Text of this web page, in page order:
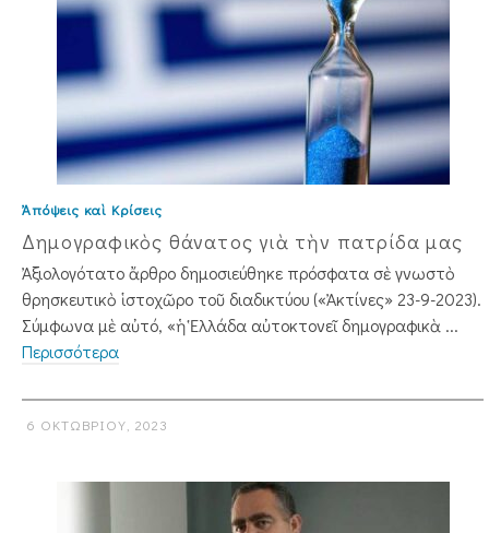
Ἀπόψεις καὶ Κρίσεις
Δημογραφικὸς θάνατος γιὰ τὴν πατρίδα μας
Ἀξιολογότατο ἄρθρο δημοσιεύθηκε πρόσφατα σὲ γνωστὸ
θρησκευτικὸ ἱστοχῶρο τοῦ διαδικτύου («Ἀκτίνες» 23-9-2023).
Σύμφωνα μὲ αὐτό, «ἡ Ἑλλάδα αὐτοκτονεῖ δημογραφικὰ ...
Περισσότερα
6 ΟΚΤΩΒΡΊΟΥ, 2023